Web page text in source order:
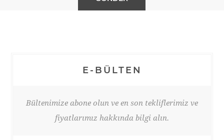
E-BÜLTEN
Bültenimize abone olun ve en son tekliflerimiz ve
fiyatlarımız hakkında bilgi alın.